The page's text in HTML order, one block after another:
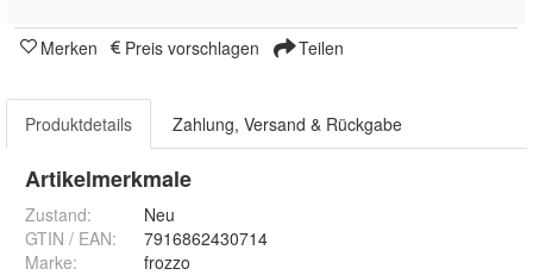
Merken Preis vorschlagen Teilen
Produktdetails Zahlung, Versand & Rückgabe
Artikelmerkmale
Zustand:
Neu
GTIN / EAN:
7916862430714
Marke:
frozzo